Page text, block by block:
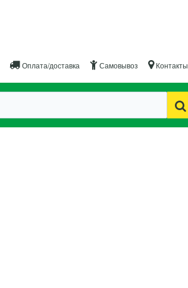
Оплата/доставка Самовывоз Контакты